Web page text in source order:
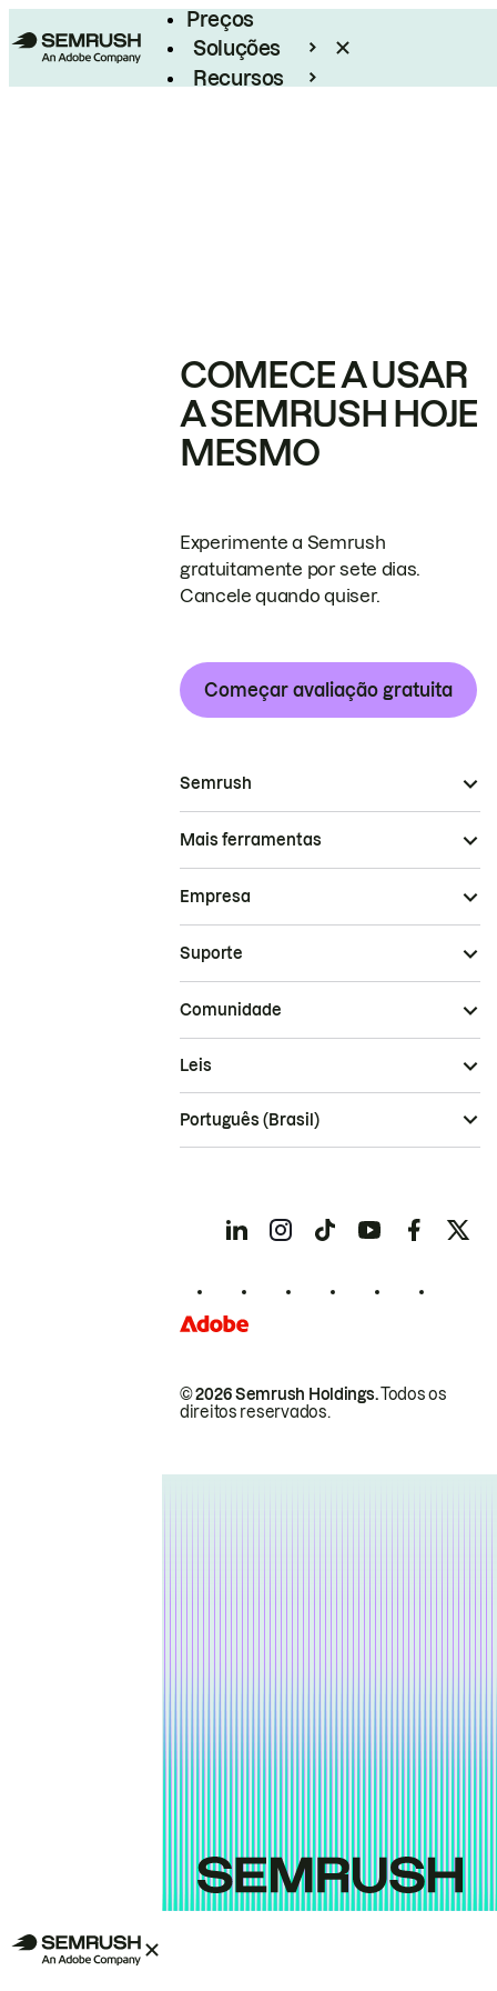
Preços
Soluções
Recursos
COMECE A USAR
A SEMRUSH HOJE
MESMO
Experimente a Semrush
gratuitamente por sete dias.
Cancele quando quiser.
Começar avaliação gratuita
Semrush
Mais ferramentas
Empresa
Suporte
Comunidade
© 2026 Semrush Holdings.Todos os
direitos reservados.
Leis
Português (Brasil)